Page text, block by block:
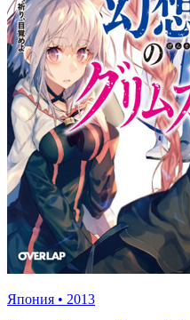
Япония • 2013